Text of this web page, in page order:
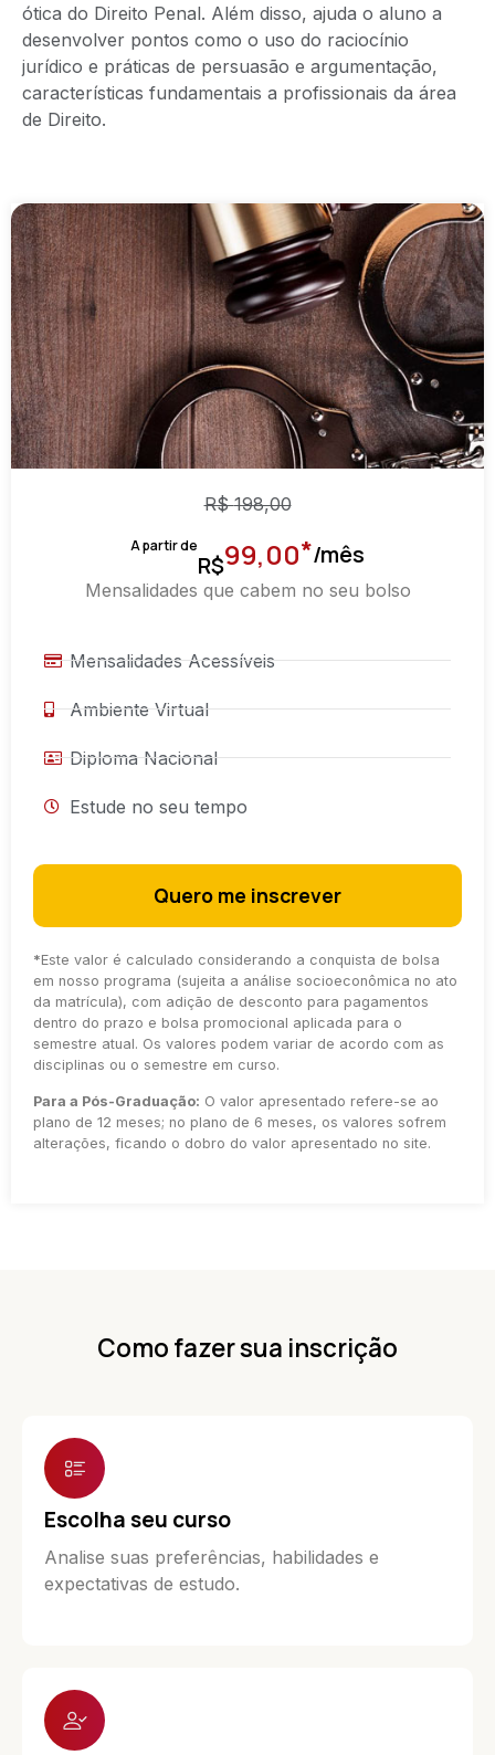
ótica do Direito Penal. Além disso, ajuda o aluno a
desenvolver pontos como o uso do raciocínio
jurídico e práticas de persuasão e argumentação,
características fundamentais a profissionais da área
de Direito.
R$198,00
A partir de
R$99,00*/mês
Mensalidades que cabem no seu bolso
Mensalidades Acessíveis
Ambiente Virtual
Diploma Nacional
Estude no seu tempo
Quero me inscrever
*Este valor é calculado considerando a conquista de bolsa
em nosso programa (sujeita a análise socioeconômica no ato
da matrícula), com adição de desconto para pagamentos
dentro do prazo e bolsa promocional aplicada para o
semestre atual. Os valores podem variar de acordo com as
disciplinas ou o semestre em curso.
Para a Pós-Graduação: O valor apresentado refere-se ao
plano de 12 meses; no plano de 6 meses, os valores sofrem
alterações, ficando o dobro do valor apresentado no site.
Como fazer sua inscrição
Escolha seu curso
Analise suas preferências, habilidades e
expectativas de estudo.